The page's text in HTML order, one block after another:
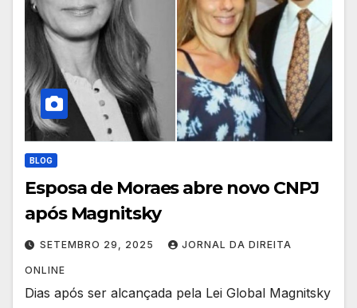
BLOG
Esposa de Moraes abre novo CNPJ
após Magnitsky
SETEMBRO 29, 2025 JORNAL DA DIREITA
ONLINE
Dias após ser alcançada pela Lei Global Magnitsky